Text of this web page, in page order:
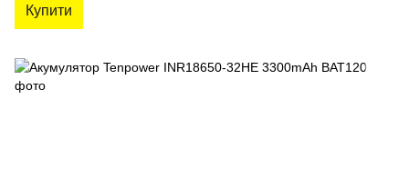
Купити